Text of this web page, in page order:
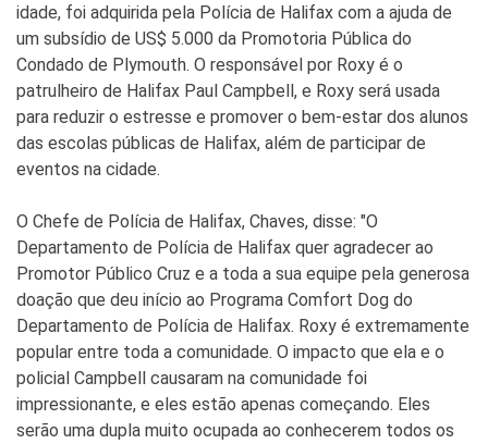
idade, foi adquirida pela Polícia de Halifax com a ajuda de
um subsídio de US$ 5.000 da Promotoria Pública do
Condado de Plymouth. O responsável por Roxy é o
patrulheiro de Halifax Paul Campbell, e Roxy será usada
para reduzir o estresse e promover o bem-estar dos alunos
das escolas públicas de Halifax, além de participar de
eventos na cidade.
O Chefe de Polícia de Halifax, Chaves, disse: "O
Departamento de Polícia de Halifax quer agradecer ao
Promotor Público Cruz e a toda a sua equipe pela generosa
doação que deu início ao Programa Comfort Dog do
Departamento de Polícia de Halifax. Roxy é extremamente
popular entre toda a comunidade. O impacto que ela e o
policial Campbell causaram na comunidade foi
impressionante, e eles estão apenas começando. Eles
serão uma dupla muito ocupada ao conhecerem todos os